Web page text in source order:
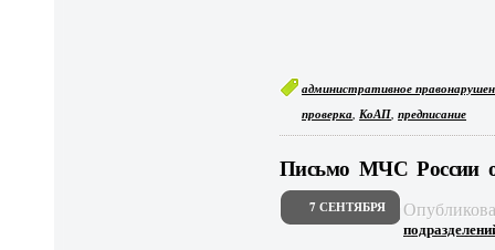
административное
проверка,КоАП,предписание
Письмо МЧС России
7 СЕНТЯБРЯ